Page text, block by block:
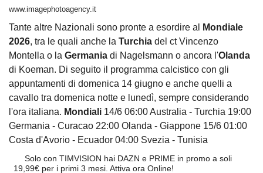
www.imagephotoagency.it
Tante altre Nazionali sono pronte a esordire al
Mondiale
2026, tra le quali anche la Turchia del ct Vincenzo
Montella o la Germania di Nagelsmann o ancora l'Olanda
di Koeman. Di seguito il programma calcistico con gli
appuntamenti di domenica 14 giugno e anche quelli a
cavallo tra domenica notte e lunedì, sempre considerando
l'ora italiana. Mondiali 14/6 06:00 Australia - Turchia 19:00
Germania - Curacao 22:00 Olanda - Giappone 15/6 01:00
Costa d'Avorio - Ecuador 04:00 Svezia - Tunisia
Solo con TIMVISION hai DAZN e PRIME in promo a soli
19,99€ per i primi 3 mesi. Attiva ora Online!